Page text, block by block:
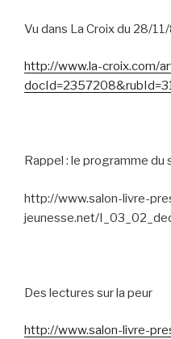
Vu dans La Croix du 28/
http://www.la-croix.com/
Rappel : le programme du
http://www.salon-livre-
jeunesse.net/
Des lectures sur la peur
http://www.salon-livre-